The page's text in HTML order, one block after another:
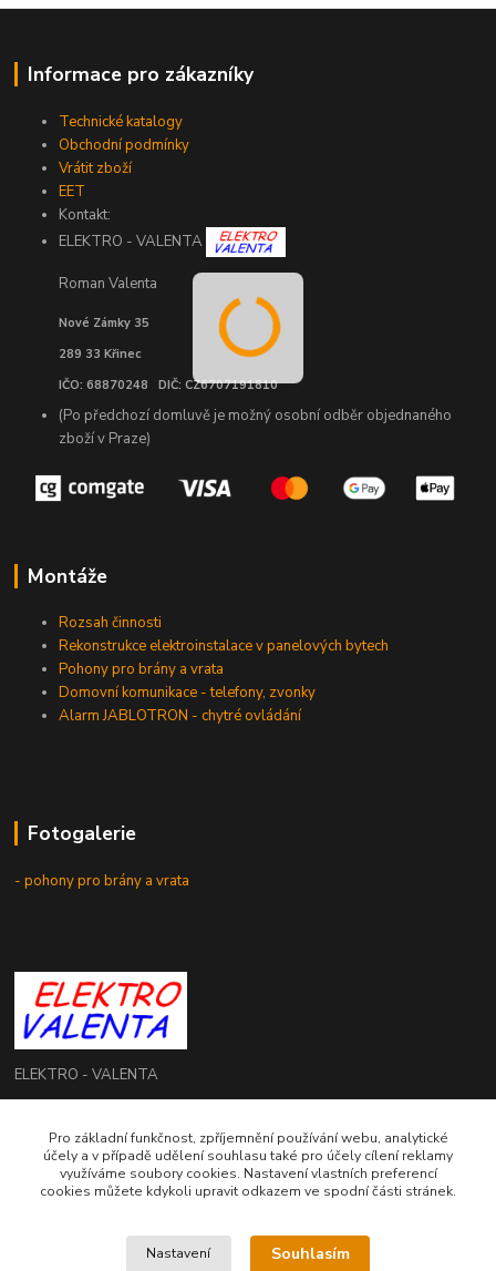
Informace pro zákazníky
Technické katalogy
Obchodní podmínky
Vrátit zboží
EET
Kontakt:
ELEKTRO - VALENTA
Roman Valenta
Nové Zámky 35
289 33 Křinec
IČO: 68870248 DIČ: CZ6707191810
(Po předchozí domluvě je možný osobní odběr objednaného
zboží v Praze)
Montáže
Rozsah činnosti
Rekonstrukce elektroinstalace v panelových bytech
Pohony pro brány a vrata
Domovní komunikace - telefony, zvonky
Alarm JABLOTRON - chytré ovládání
Fotogalerie
- pohony pro brány a vrata
ELEKTRO - VALENTA
+420 774 207 980
Po - Pá: 8.00 - 16.00 hod.
Pro základní funkčnost, zpříjemnění používání webu, analytické
účely a v případě udělení souhlasu také pro účely cílení reklamy
využíváme soubory cookies. Nastavení vlastních preferencí
cookies můžete kdykoli upravit odkazem ve spodní části stránek.
Nastavení Souhlasím